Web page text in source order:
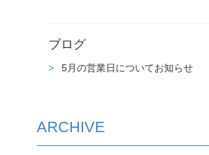
ブログ
5月の営業日についてお知らせ
ARCHIVE